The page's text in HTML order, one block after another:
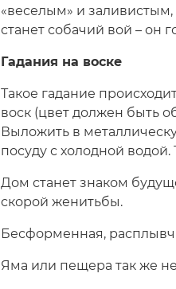
«веселым» и
станет собачий вой – он
Гадания на воске
Такое гадание
воск (цвет должен быть
Выложить в
посуду с холодной
Дом станет знаком
скорой женитьбы.
Бесформенная,
Яма или пещера так же